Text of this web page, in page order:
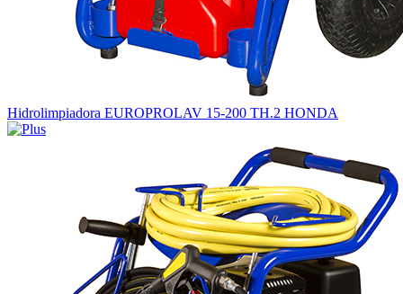
Hidrolimpiadora EUROPROLAV 15-200 TH.2 HONDA